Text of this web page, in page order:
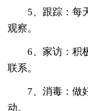
5、跟踪：每
观察。
6、家访：积
联系。
7、消毒：做
动。